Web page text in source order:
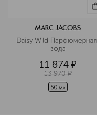
MARC JACOBS
Daisy Wild Парфюмерная
вода
11 874 ¤
13 970 ¤
50 мл